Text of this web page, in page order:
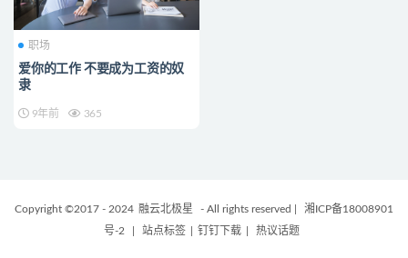
职场
爱你的工作 不要成为工资的奴
隶
9年前 365
Copyright ©2017 - 2024 融云北极星 - All rights reserved
湘ICP备18008901
号-2
站点标签 钉钉下载 热议话题